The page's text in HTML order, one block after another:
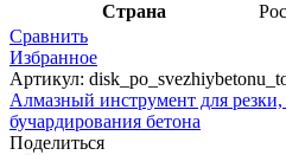
Страна
Сравнить
Избранное
Артикул:
Алмазный инструмент для
бучардирования бетона
Поделиться